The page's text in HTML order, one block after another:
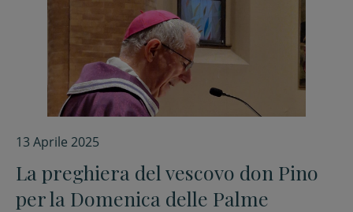
13 Aprile 2025
La preghiera del vescovo don Pino
per la Domenica delle Palme